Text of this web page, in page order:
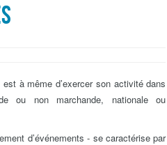
à même d’exercer son activité dans
ou non marchande, nationale ou
d’événements - se caractérise par